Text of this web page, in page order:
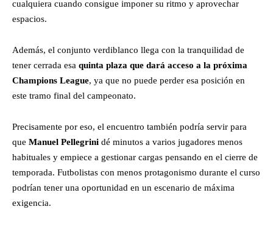
cualquiera cuando consigue imponer su ritmo y aprovechar
espacios.
Además, el conjunto verdiblanco llega con la tranquilidad de
tener cerrada esa quinta plaza que dará acceso a la próxima
Champions League, ya que no puede perder esa posición en
este tramo final del campeonato.
Precisamente por eso, el encuentro también podría servir para
que Manuel Pellegrini dé minutos a varios jugadores menos
habituales y empiece a gestionar cargas pensando en el cierre de
temporada. Futbolistas con menos protagonismo durante el curso
podrían tener una oportunidad en un escenario de máxima
exigencia.